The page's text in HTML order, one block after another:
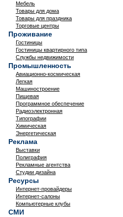
Мебель
Товары для дома
Товары для праздника
Торговые центры
Проживание
Гостиницы
Гостиницы квартирного типа
Службы недвижимости
Промышленность
Авиационно-космическая
Легкая
Машиностроение
Пищевая
Программное обеспечение
Радиоэлектронная
Типографии
Химическая
Энергетическая
Реклама
Выставки
Полиграфия
Рекламные агентства
Студии дизайна
Ресурсы
Интернет-провайдеры
Интернет-салоны
Компьютерные клубы
СМИ